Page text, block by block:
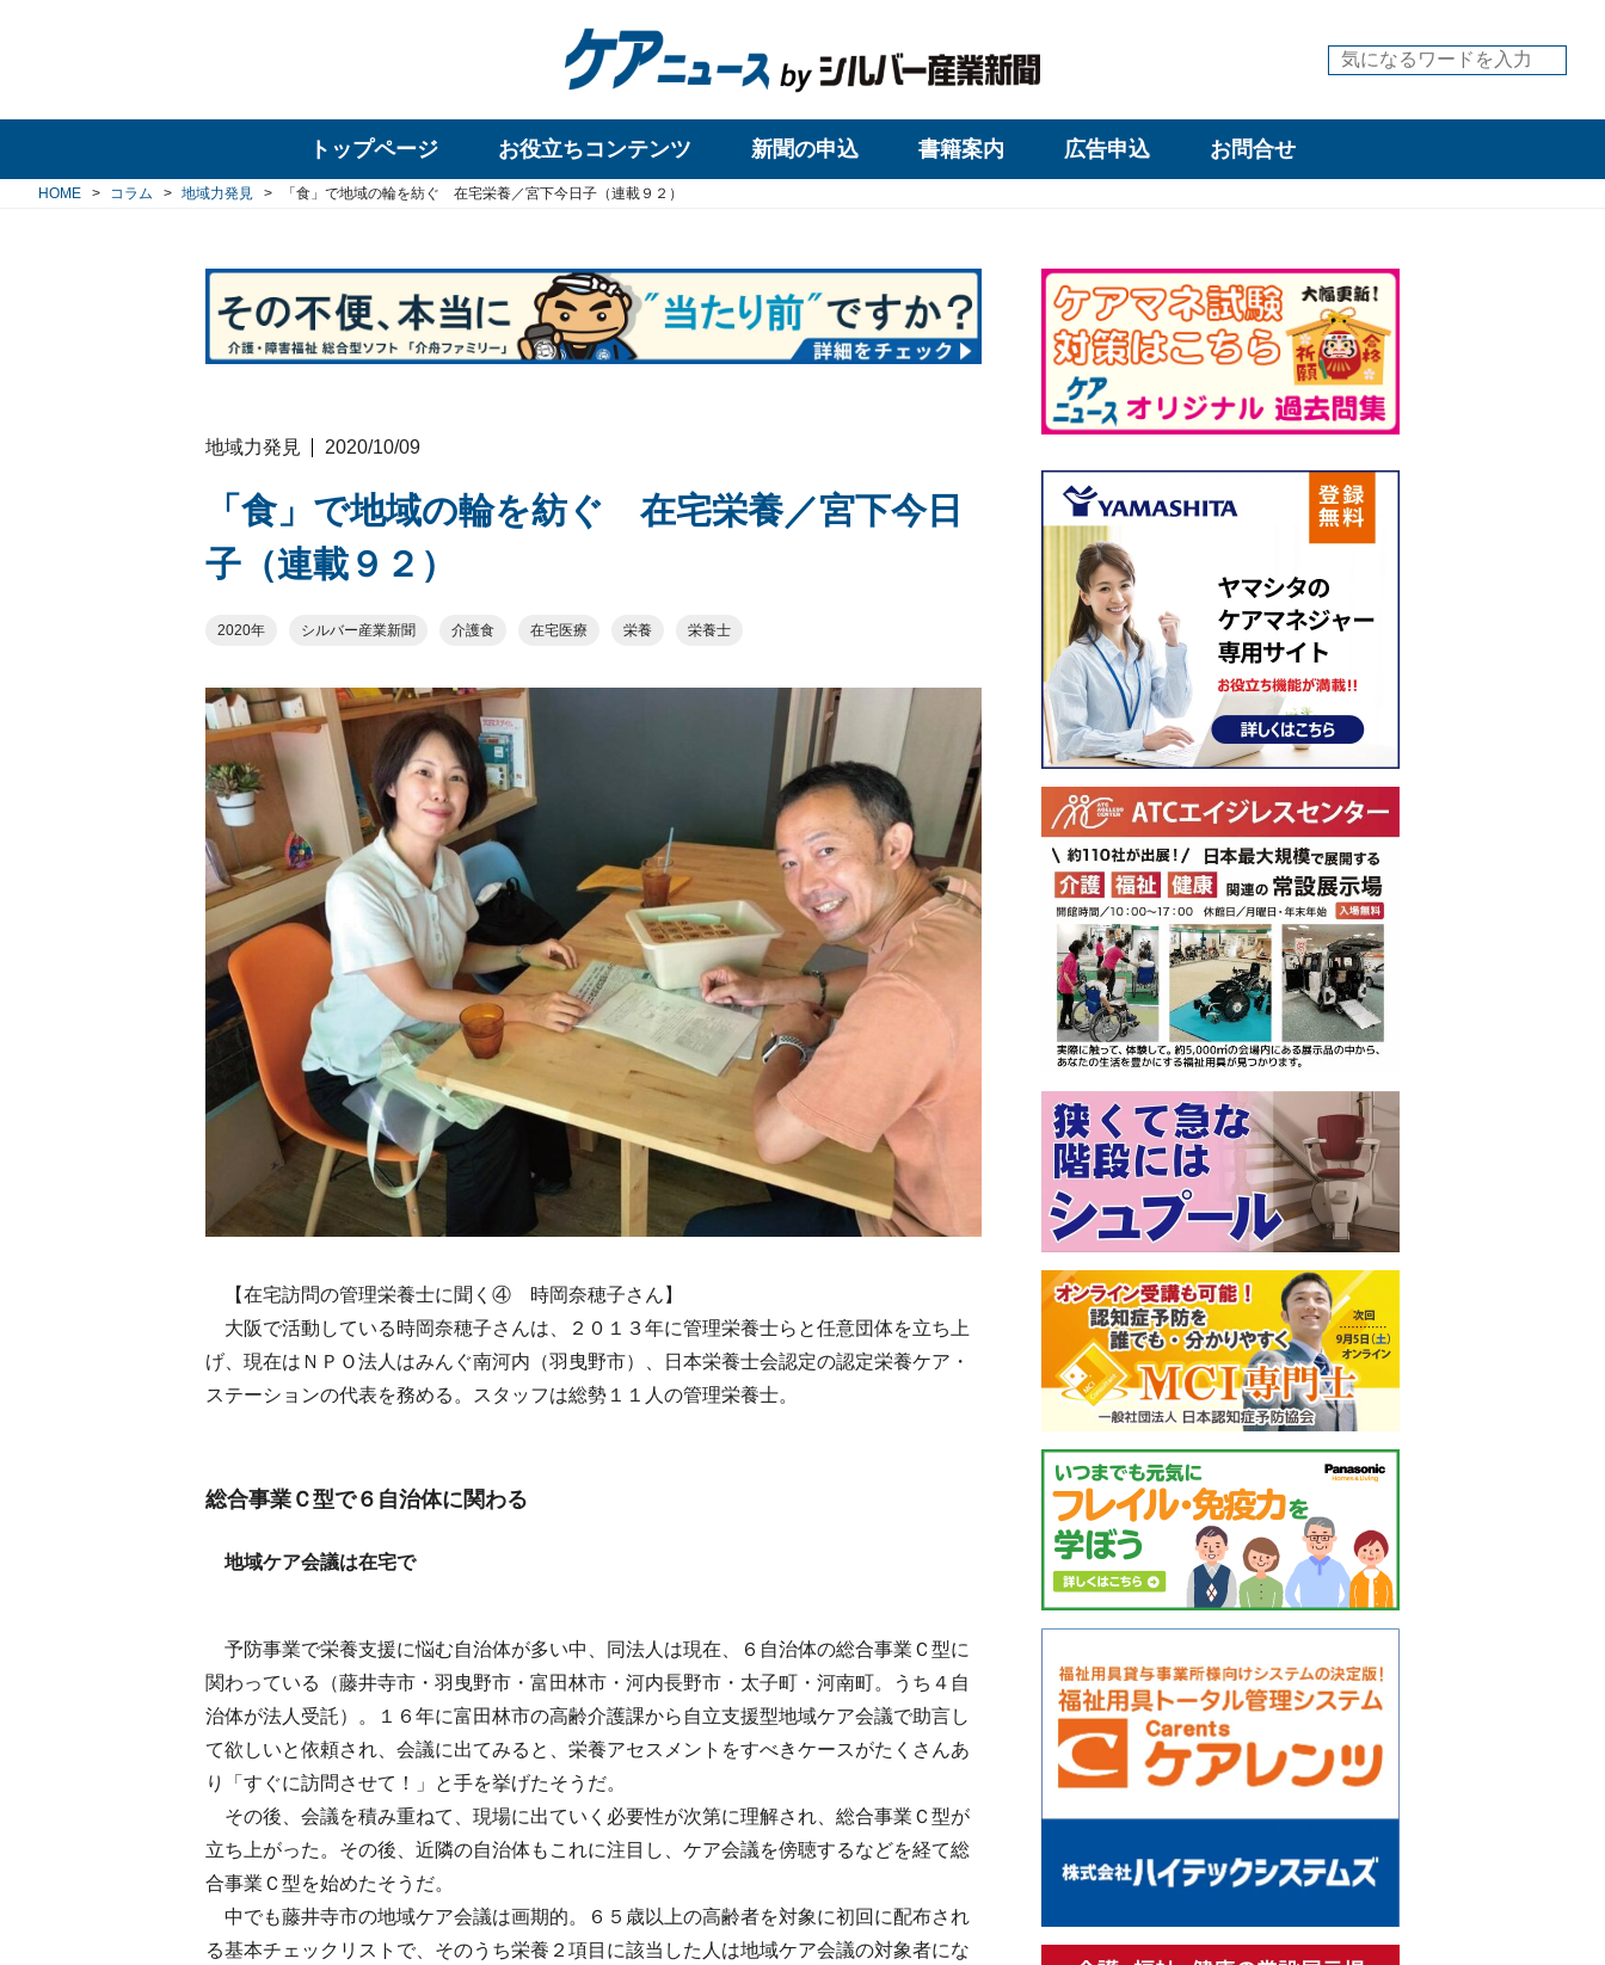
トップページ お役立ちコンテンツ 新聞の申込 書籍案内 広告申込 お問合せ
HOME コラム 地域力発見 「食」で地域の輪を紡ぐ 在宅栄養／宮下今日子（連載９２）
地域力発見 2020/10/09
「食」で地域の輪を紡ぐ 在宅栄養／宮下今日
子（連載９２）
2020年 シルバー産業新聞 介護食 在宅医療 栄養 栄養士
【在宅訪問の管理栄養士に聞く④ 時岡奈穂子さん】
大阪で活動している時岡奈穂子さんは、２０１３年に管理栄養士らと任意団体を立ち上
げ、現在はＮＰＯ法人はみんぐ南河内（羽曳野市）、日本栄養士会認定の認定栄養ケア・
ステーションの代表を務める。スタッフは総勢１１人の管理栄養士。
総合事業Ｃ型で６自治体に関わる
地域ケア会議は在宅で
予防事業で栄養支援に悩む自治体が多い中、同法人は現在、６自治体の総合事業Ｃ型に
関わっている（藤井寺市・羽曳野市・富田林市・河内長野市・太子町・河南町。うち４自
治体が法人受託）。１６年に富田林市の高齢介護課から自立支援型地域ケア会議で助言し
て欲しいと依頼され、会議に出てみると、栄養アセスメントをすべきケースがたくさんあ
り「すぐに訪問させて！」と手を挙げたそうだ。
その後、会議を積み重ねて、現場に出ていく必要性が次第に理解され、総合事業Ｃ型が
立ち上がった。その後、近隣の自治体もこれに注目し、ケア会議を傍聴するなどを経て総
合事業Ｃ型を始めたそうだ。
中でも藤井寺市の地域ケア会議は画期的。６５歳以上の高齢者を対象に初回に配布され
る基本チェックリストで、そのうち栄養２項目に該当した人は地域ケア会議の対象者にな